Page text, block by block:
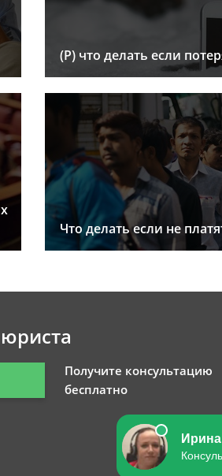
(Р) что делать если
Что делать если не
Получите консультацию
бесплатно